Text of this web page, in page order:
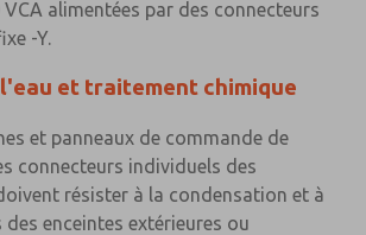
alimentées par des connecteurs
-Y.
et traitement chimique
et panneaux de commande de
connecteurs individuels des
résister à la condensation et à
enceintes extérieures ou